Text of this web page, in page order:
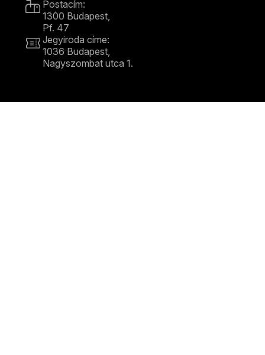
Postacím:
1300 Budapest,
Pf. 47
Jegyiroda címe:
1036 Budapest,
Nagyszombat utca 1.